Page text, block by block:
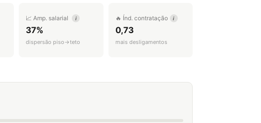
📈 Amp. salarial i
37%
dispersão piso→teto
🔥 Índ. contratação i
0,73
mais desligamentos